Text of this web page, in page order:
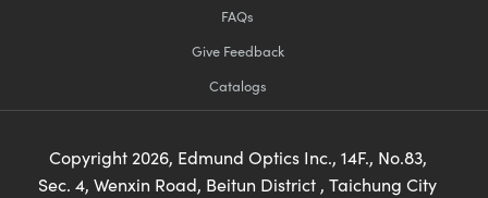
FAQs
Give Feedback
Catalogs
Copyright 2026, Edmund Optics Inc., 14F., No.83,
Sec. 4, Wenxin Road, Beitun District , Taichung City